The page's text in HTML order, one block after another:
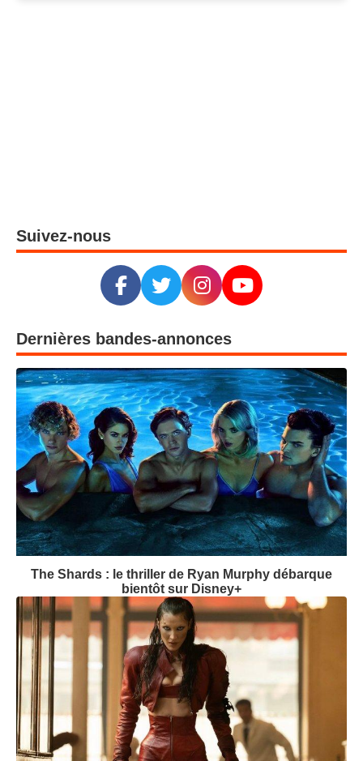
Suivez-nous
Dernières bandes-annonces
The Shards : le thriller de Ryan Murphy débarque
bientôt sur Disney+